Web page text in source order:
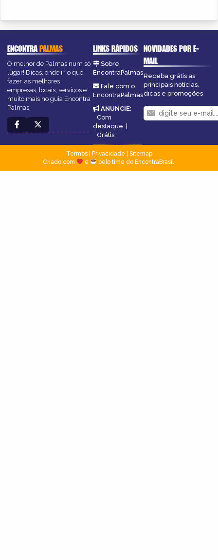
ENCONTRAPALMAS
O melhor de Palmas num só
lugar! Dicas, onde ir, o que
fazer, as melhores
empresas, locais, serviços e
muito mais no guia Encontra
Palmas.
LINKS RÁPIDOS
Sobre
EncontraPalmas
Fale com o
EncontraPalmas
ANUNCIE:
Com
destaque |
Grátis
NOVIDADES POR E-
MAIL
Receba grátis as
principais notícias,
dicas e promoções
Termos| Privacidade
Sitemap
Criado com
e pelo time do EncontraBrasil